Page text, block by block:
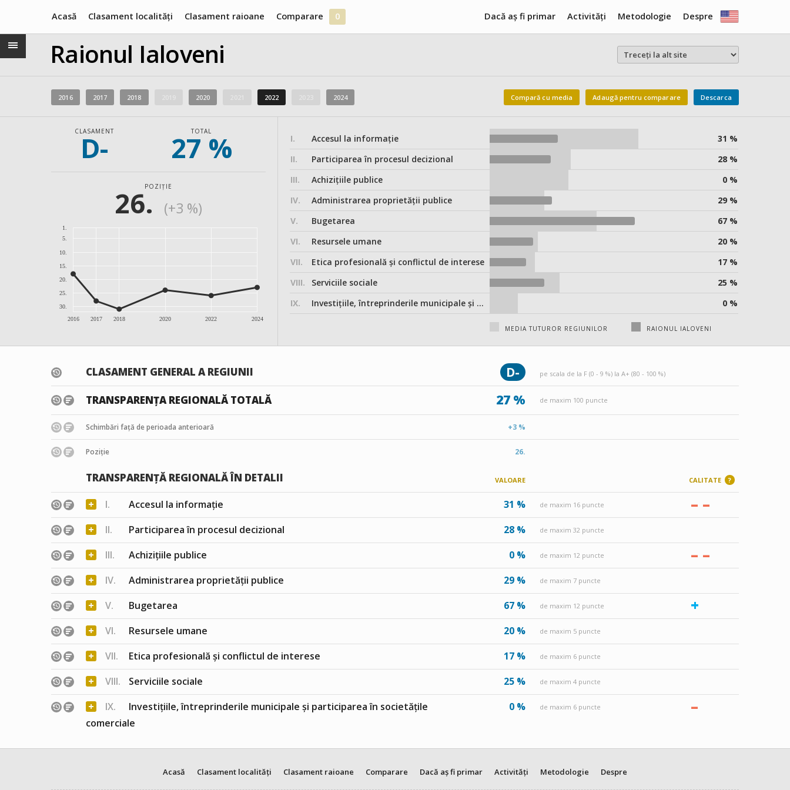
Acasă Despre
Clasament localități Metodologie
Clasament raioane Activități
Comparare 0 Dacă aș fi primar
Raionul Ialoveni
2016 2017 2018 2020 2022 2024 Descarca
Adaugă pentru comparare
Compară cu media
CLASAMENT
D- TOTAL
27 %
POZIȚIE
26. (+3 %)
2016 2017 2018 2020 2022 2024
1.
5.
10.
15.
20.
25.
30.
I. Accesul la informație
31 %
II.
Participarea în procesul decizional
28 %
III.
Achizițiile publice
0 %
IV.
Administrarea proprietății publice
29 %
V.
Bugetarea
67 %
VI.
Resursele umane
20 %
VII.
Etica profesională și conflictul de interese
17 %
VIII.
Serviciile sociale
25 %
IX.
Investițiile, întreprinderile municipale și participarea în societățile comerciale 0 %
MEDIA TUTUROR REGIUNILOR RAIONUL IALOVENI
CLASAMENT GENERAL A REGIUNII D- pe scala de la F (0 - 9 %) la A+ (80 - 100 %)
TRANSPARENȚA REGIONALĂ TOTALĂ 27 % de maxim 100 puncte
Schimbări față de perioada anterioară +3 %
Poziție 26.
TRANSPARENȚĂ REGIONALĂ ÎN DETALII VALOARE CALITATE ?
+ I. Accesul la informație 31 % de maxim 16 puncte – –
+ II. Participarea în procesul decizional 28 % de maxim 32 puncte
+ III. Achizițiile publice 0 % de maxim 12 puncte – –
+ IV. Administrarea proprietății publice 29 % de maxim 7 puncte
+ V. Bugetarea 67 % de maxim 12 puncte +
+ VI. Resursele umane 20 % de maxim 5 puncte
+ VII. Etica profesională și conflictul de interese 17 % de maxim 6 puncte
+ VIII. Serviciile sociale 25 % de maxim 4 puncte
+ IX.
Investițiile, întreprinderile municipale și participarea în societățile
comerciale
0 % de maxim 6 puncte –
Acasă Clasament localități Clasament raioane Comparare Dacă aș fi primar Activități Metodologie Despre